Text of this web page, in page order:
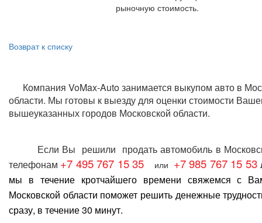
рыночную стоимость.
Возврат к списку
Компания VoMax-Auto занимается выкупом авто в
области. Мы готовы к выезду для оценки стоимости
вышеуказанных городов Московской области.
Если Вы решили продать автомобиль в
телефонам +7 495 767 15 35 или +7 985 767 15 53
мы в течение кротчайшего времени свяжемся с
Московской области поможет решить денежные
сразу, в течение 30 минут.